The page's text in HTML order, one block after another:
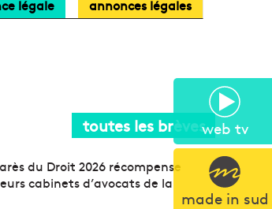
web tv
made in sud
légale
annonces légales
toutes les brèves
du Droit 2026 récompense
cabinets d’avocats de la